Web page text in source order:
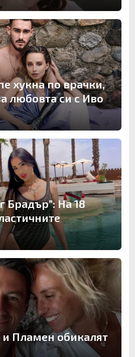
хукна по врачки,
любовта си с Иво
Брадър”: На 18
Пламен обикалят